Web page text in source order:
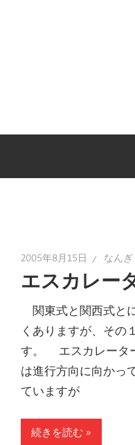
2005年8月15日 なんぎ
エスカレー
関東式と関西式と
くありますが、その
す。 エスカレータ
は進行方向に向かっ
ていますが
続きを読む